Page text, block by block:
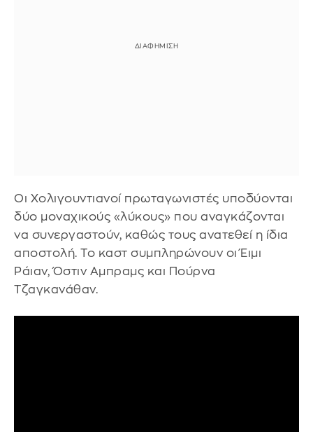
Οι Χολιγουντιανοί πρωταγωνιστές υποδύονται
δύο μοναχικούς «λύκους» που αναγκάζονται
να συνεργαστούν, καθώς τους ανατεθεί η ίδια
αποστολή. Το καστ συμπληρώνουν οι Έιμι
Ράιαν, Όστιν Αμπραμς και Πούρνα
Τζαγκανάθαν.